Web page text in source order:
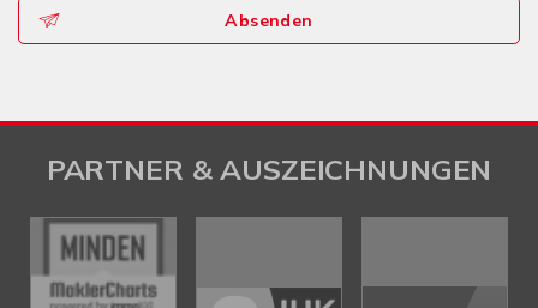
Absenden
PARTNER & AUSZEICHNUNGEN